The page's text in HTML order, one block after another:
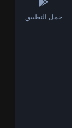
حمل التطبيق